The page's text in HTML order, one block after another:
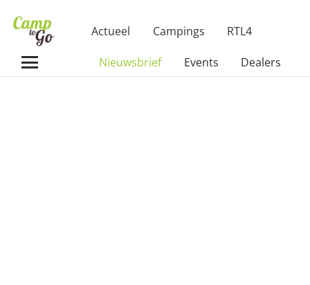
Actueel Campings RTL4
Nieuwsbrief Events Dealers